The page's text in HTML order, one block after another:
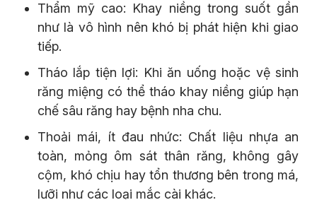
Thẩm mỹ cao: Khay niềng trong suốt gần
như là vô hình nên khó bị phát hiện khi giao
tiếp.
Tháo lắp tiện lợi: Khi ăn uống hoặc vệ sinh
răng miệng có thể tháo khay niềng giúp hạn
chế sâu răng hay bệnh nha chu.
Thoải mái, ít đau nhức: Chất liệu nhựa an
toàn, mỏng ôm sát thân răng, không gây
cộm, khó chịu hay tổn thương bên trong má,
lưỡi như các loại mắc cài khác.